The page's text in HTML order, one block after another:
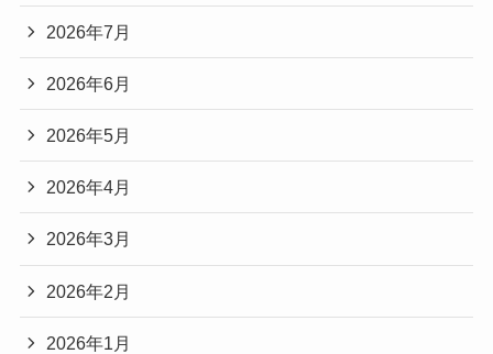
2026年7月
2026年6月
2026年5月
2026年4月
2026年3月
2026年2月
2026年1月